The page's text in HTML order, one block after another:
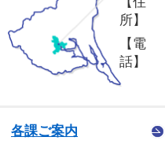
所】
【電
話】
各課ご案内